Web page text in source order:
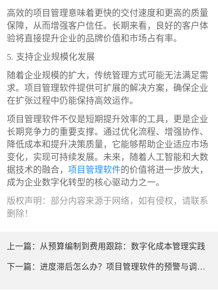
高效的项目管理意味着更快的交付速度和更高的质量
保障，从而增强客户信任。长期来看，良好的客户体
验将直接提升企业的品牌价值和市场占有率。
5. 支持企业规模化发展
随着企业规模的扩大，传统管理方式可能无法满足需
求。项目管理软件提供可扩展的解决方案，确保企业
在扩张过程中仍能保持高效运作。
项目管理软件不仅是短期提升效率的工具，更是企业
长期竞争力的重要支撑。通过优化流程、增强协作、
降低成本和提升决策质量，它能够帮助企业适应市场
变化，实现可持续发展。未来，随着人工智能和大数
据技术的融合，项目管理软件的价值将进一步放大，
成为企业数字化转型的核心驱动力之一。
版权声明：部分内容来源于网络，如有侵权，请联系
删除！
上一篇： 从预算编制到费用跟踪：数字化成本管理实践
下一篇：进度滞后怎么办？项目管理软件的预警与调整机制